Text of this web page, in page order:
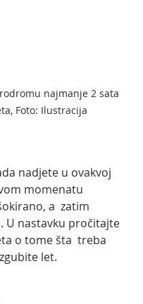
najmanje 2 sata
Foto: Ilustracija
nadjete u ovakvoj
momenatu
a  zatim
U nastavku pročitajte
o tome šta  treba
let.